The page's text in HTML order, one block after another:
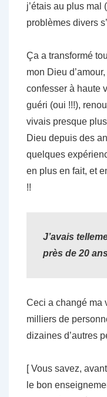
j’étais au plus mal
problèmes divers
Ça a transformé
mon Dieu
confesser à haute
guéri (oui !!!),
vivais presque
Dieu depuis des
quelques
en plus en fait, et
!!
J’avais
près de 20
Ceci a changé ma
milliers de
dizaines d’autres
[ Vous savez,
le bon